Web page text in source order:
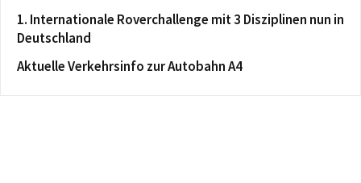
1. Internationale Roverchallenge mit 3 Disziplinen nun in
Deutschland
Aktuelle Verkehrsinfo zur Autobahn A4